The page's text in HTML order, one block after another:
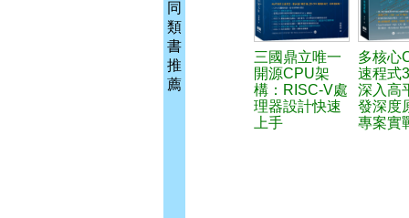
同
類
書
推
薦
三國鼎立唯一
開源CPU架
構：RISC-V處
理器設計快速
上手
多核心
速程式
深入高
發深度
專案實